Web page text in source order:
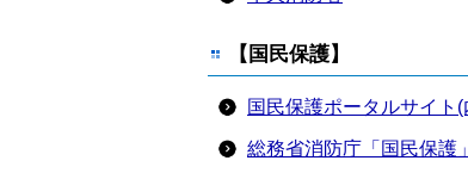
【国民保護】
国民保護ポータルサイト
総務省消防庁「国民保護」